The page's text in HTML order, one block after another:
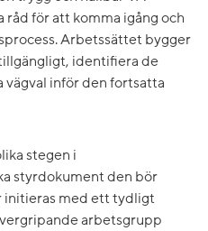
för att komma igång och
Arbetssättet bygger
identifiera de
vägval inför den fortsatta
stegen i
styrdokument den bör
initieras med ett tydligt
arbetsgrupp